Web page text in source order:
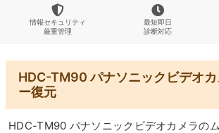
情報セキュリティ
厳重管理
最短即日
診断対応
HDC-TM90 パナソニックビデオ
ー復元
HDC-TM90 パナソニックビデオカメラの